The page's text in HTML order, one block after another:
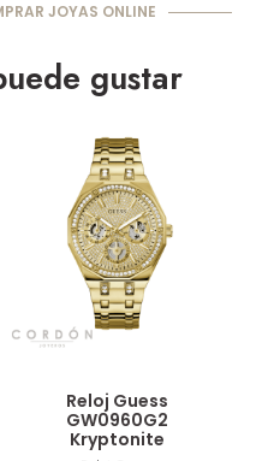
JOYAS ONLINE
gustar
Reloj Guess
GW0960G2
Kryptonite